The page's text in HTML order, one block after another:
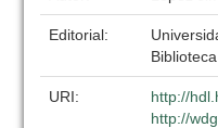
Editorial:
URI:
http://
http://